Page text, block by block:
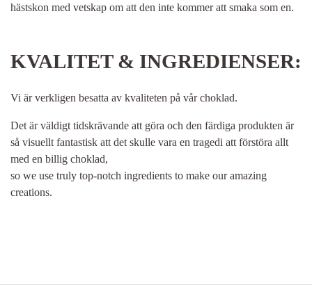
hästskon med vetskap om att den inte kommer att smaka som en.
KVALITET & INGREDIENSER:
Vi är verkligen besatta av kvaliteten på vår choklad.
Det är väldigt tidskrävande att göra och den färdiga produkten är
så visuellt fantastisk att det skulle vara en tragedi att förstöra allt
med en billig choklad,
so we use truly top-notch ingredients to make our amazing
creations.